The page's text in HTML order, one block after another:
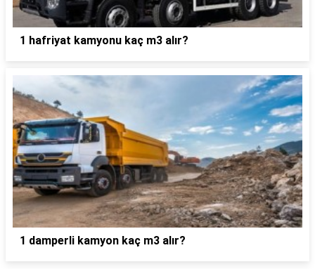
1 hafriyat kamyonu kaç m3 alır?
1 damperli kamyon kaç m3 alır?